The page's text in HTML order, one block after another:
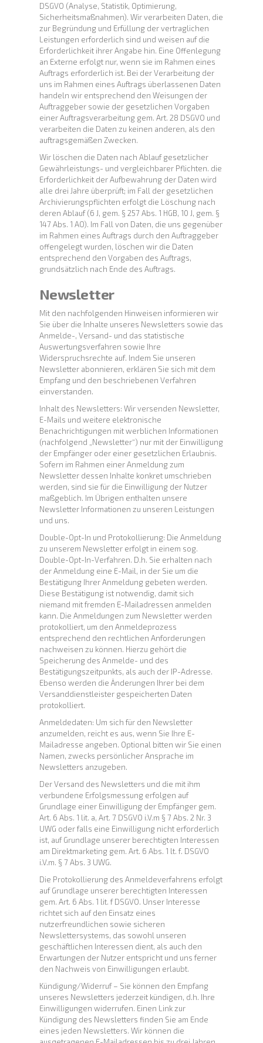
DSGVO (Analyse, Statistik, Optimierung,
Sicherheitsmaßnahmen). Wir verarbeiten Daten, die
zur Begründung und Erfüllung der vertraglichen
Leistungen erforderlich sind und weisen auf die
Erforderlichkeit ihrer Angabe hin. Eine Offenlegung
an Externe erfolgt nur, wenn sie im Rahmen eines
Auftrags erforderlich ist. Bei der Verarbeitung der
uns im Rahmen eines Auftrags überlassenen Daten
handeln wir entsprechend den Weisungen der
Auftraggeber sowie der gesetzlichen Vorgaben
einer Auftragsverarbeitung gem. Art. 28 DSGVO und
verarbeiten die Daten zu keinen anderen, als den
auftragsgemäßen Zwecken.
Wir löschen die Daten nach Ablauf gesetzlicher
Gewährleistungs- und vergleichbarer Pflichten. die
Erforderlichkeit der Aufbewahrung der Daten wird
alle drei Jahre überprüft; im Fall der gesetzlichen
Archivierungspflichten erfolgt die Löschung nach
deren Ablauf (6 J, gem. § 257 Abs. 1 HGB, 10 J, gem. §
147 Abs. 1 AO). Im Fall von Daten, die uns gegenüber
im Rahmen eines Auftrags durch den Auftraggeber
offengelegt wurden, löschen wir die Daten
entsprechend den Vorgaben des Auftrags,
grundsätzlich nach Ende des Auftrags.
Newsletter
Mit den nachfolgenden Hinweisen informieren wir
Sie über die Inhalte unseres Newsletters sowie das
Anmelde-, Versand- und das statistische
Auswertungsverfahren sowie Ihre
Widerspruchsrechte auf. Indem Sie unseren
Newsletter abonnieren, erklären Sie sich mit dem
Empfang und den beschriebenen Verfahren
einverstanden.
Inhalt des Newsletters: Wir versenden Newsletter,
E-Mails und weitere elektronische
Benachrichtigungen mit werblichen Informationen
(nachfolgend „Newsletter“) nur mit der Einwilligung
der Empfänger oder einer gesetzlichen Erlaubnis.
Sofern im Rahmen einer Anmeldung zum
Newsletter dessen Inhalte konkret umschrieben
werden, sind sie für die Einwilligung der Nutzer
maßgeblich. Im Übrigen enthalten unsere
Newsletter Informationen zu unseren Leistungen
und uns.
Double-Opt-In und Protokollierung: Die Anmeldung
zu unserem Newsletter erfolgt in einem sog.
Double-Opt-In-Verfahren. D.h. Sie erhalten nach
der Anmeldung eine E-Mail, in der Sie um die
Bestätigung Ihrer Anmeldung gebeten werden.
Diese Bestätigung ist notwendig, damit sich
niemand mit fremden E-Mailadressen anmelden
kann. Die Anmeldungen zum Newsletter werden
protokolliert, um den Anmeldeprozess
entsprechend den rechtlichen Anforderungen
nachweisen zu können. Hierzu gehört die
Speicherung des Anmelde- und des
Bestätigungszeitpunkts, als auch der IP-Adresse.
Ebenso werden die Änderungen Ihrer bei dem
Versanddienstleister gespeicherten Daten
protokolliert.
Anmeldedaten: Um sich für den Newsletter
anzumelden, reicht es aus, wenn Sie Ihre E-
Mailadresse angeben. Optional bitten wir Sie einen
Namen, zwecks persönlicher Ansprache im
Newsletters anzugeben.
Der Versand des Newsletters und die mit ihm
verbundene Erfolgsmessung erfolgen auf
Grundlage einer Einwilligung der Empfänger gem.
Art. 6 Abs. 1 lit. a, Art. 7 DSGVO i.V.m § 7 Abs. 2 Nr. 3
UWG oder falls eine Einwilligung nicht erforderlich
ist, auf Grundlage unserer berechtigten Interessen
am Direktmarketing gem. Art. 6 Abs. 1 lt. f. DSGVO
i.V.m. § 7 Abs. 3 UWG.
Die Protokollierung des Anmeldeverfahrens erfolgt
auf Grundlage unserer berechtigten Interessen
gem. Art. 6 Abs. 1 lit. f DSGVO. Unser Interesse
richtet sich auf den Einsatz eines
nutzerfreundlichen sowie sicheren
Newslettersystems, das sowohl unseren
geschäftlichen Interessen dient, als auch den
Erwartungen der Nutzer entspricht und uns ferner
den Nachweis von Einwilligungen erlaubt.
Kündigung/Widerruf – Sie können den Empfang
unseres Newsletters jederzeit kündigen, d.h. Ihre
Einwilligungen widerrufen. Einen Link zur
Kündigung des Newsletters finden Sie am Ende
eines jeden Newsletters. Wir können die